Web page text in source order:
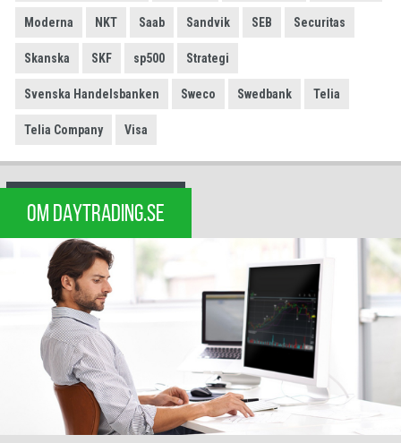
Moderna NKT Saab Sandvik SEB Securitas
Skanska SKF sp500 Strategi
Svenska Handelsbanken Sweco Swedbank Telia
Telia Company Visa
OM DAYTRADING.SE